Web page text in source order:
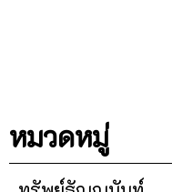
หมวดหมู่